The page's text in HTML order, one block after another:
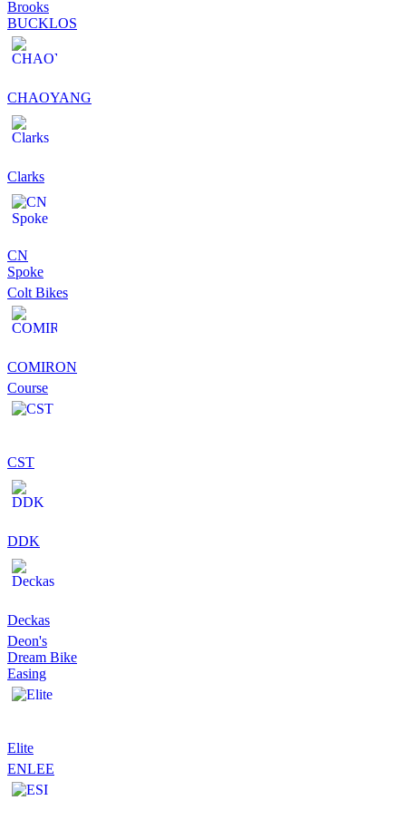
Brooks
BUCKLOS
CHAOYANG
Clarks
CN
Spoke
Colt Bikes
COMIRON
Course
CST
DDK
Deckas
Deon's
Dream Bike
Easing
Elite
ENLEE